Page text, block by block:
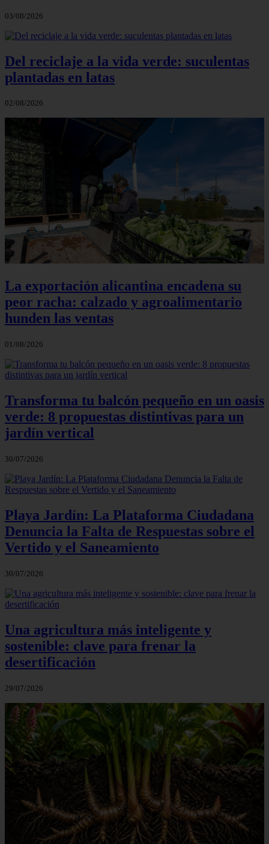
03/08/2026
Del reciclaje a la vida verde: suculentas
plantadas en latas
02/08/2026
La exportación alicantina encadena su
peor racha: calzado y agroalimentario
hunden las ventas
01/08/2026
Transforma tu balcón pequeño en un oasis
verde: 8 propuestas distintivas para un
jardín vertical
30/07/2026
Playa Jardín: La Plataforma Ciudadana
Denuncia la Falta de Respuestas sobre el
Vertido y el Saneamiento
30/07/2026
Una agricultura más inteligente y
sostenible: clave para frenar la
desertificación
29/07/2026